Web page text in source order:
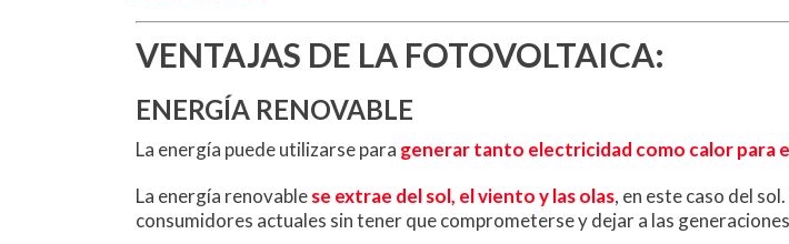
VENTAJAS DE LA FOTOVOLTAICA:
ENERGÍA RENOVABLE
La energía puede utilizarse para generar tanto electricidad como calor para
La energía renovablese extrae del sol, el viento y las olas, en este caso del
consumidores actuales sin tener que comprometerse y dejar a las